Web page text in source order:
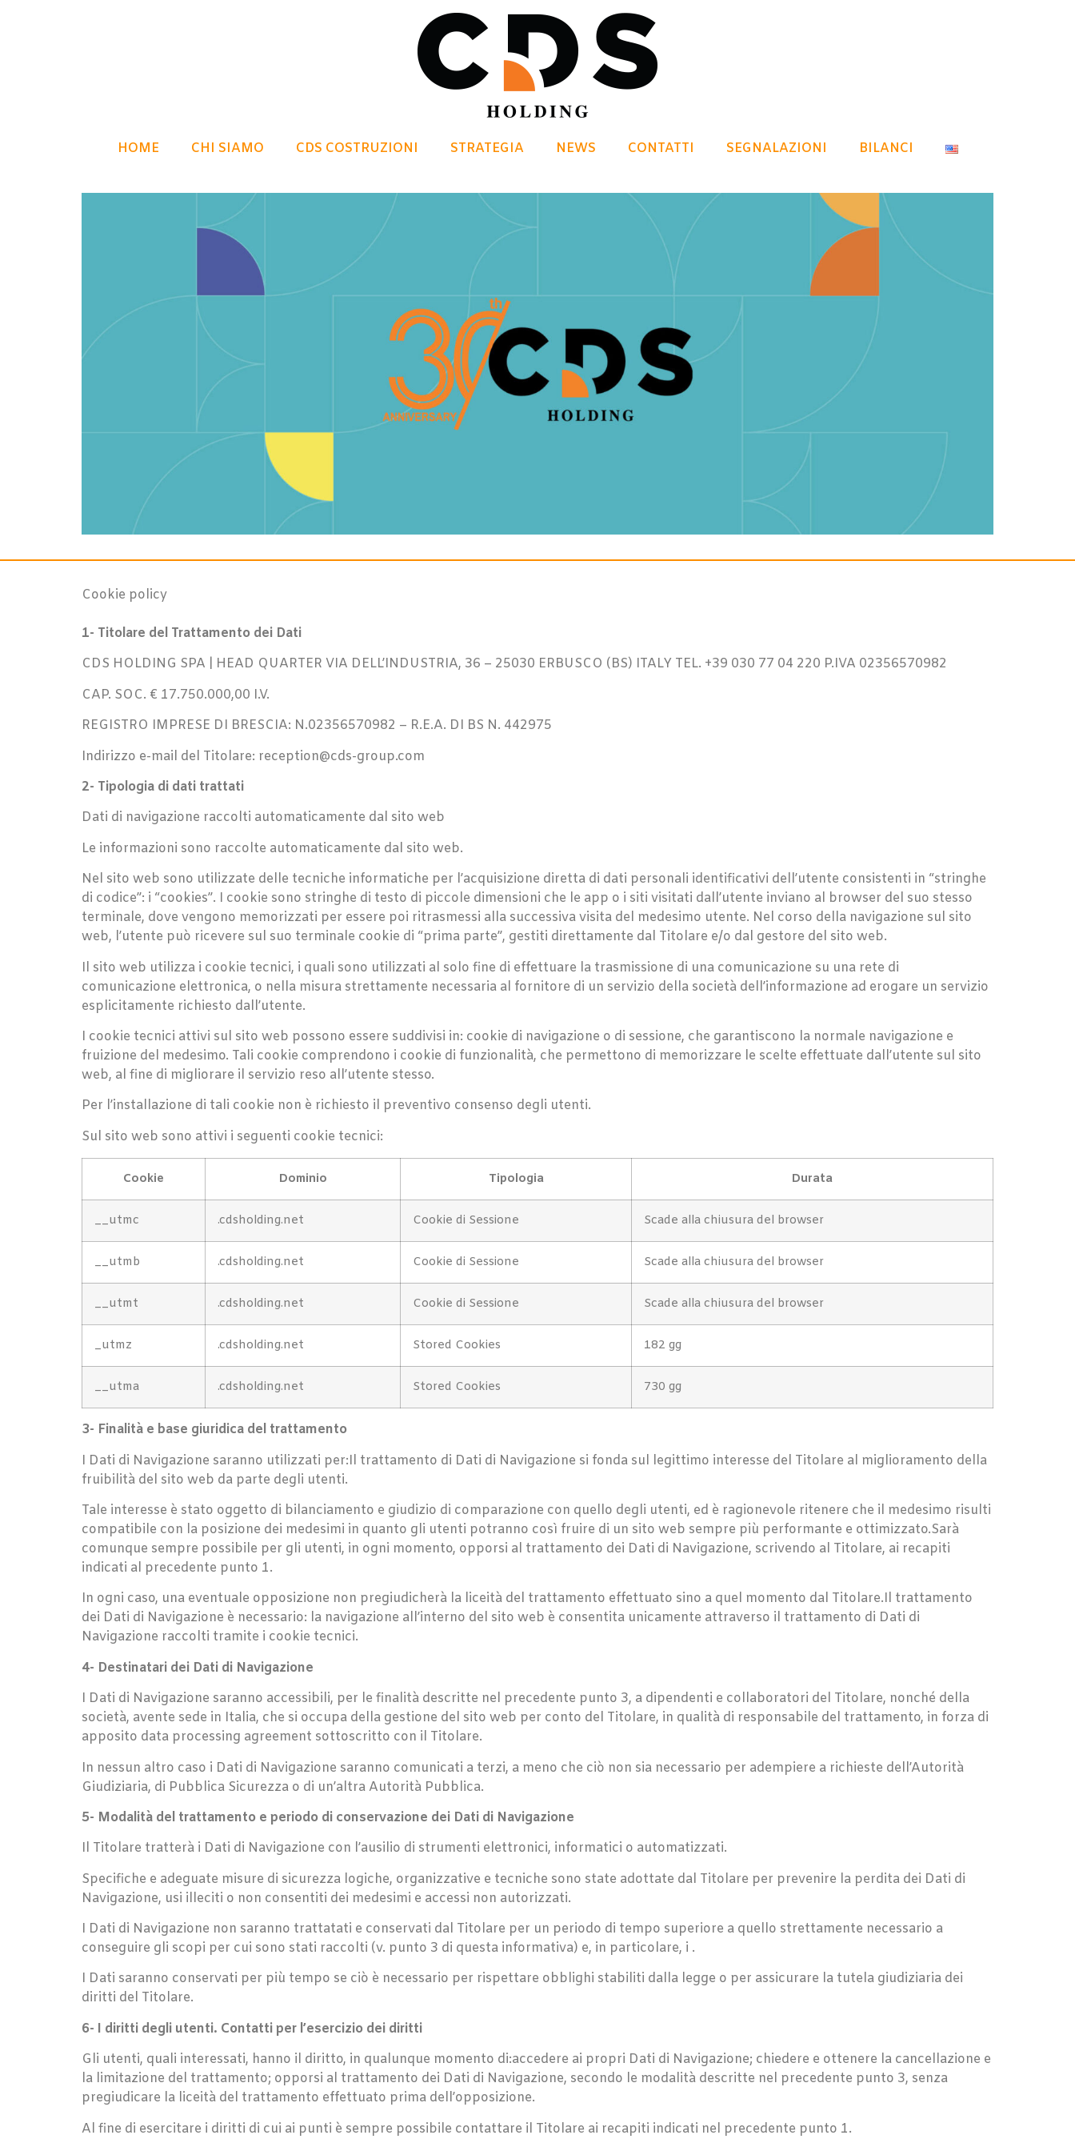
HOME CHI SIAMO CDS COSTRUZIONI STRATEGIA NEWS CONTATTI SEGNALAZIONI BILANCI
Cookie policy
1- Titolare del Trattamento dei Dati
CDS HOLDING SPA | HEAD QUARTER VIA DELL’INDUSTRIA, 36 – 25030 ERBUSCO (BS) ITALY TEL. +39 030 77 04 220 P.IVA 02356570982
CAP. SOC. € 17.750.000,00 I.V.
REGISTRO IMPRESE DI BRESCIA: N.02356570982 – R.E.A. DI BS N. 442975
Indirizzo e-mail del Titolare: reception@cds-group.com
2- Tipologia di dati trattati
Dati di navigazione raccolti automaticamente dal sito web
Le informazioni sono raccolte automaticamente dal sito web.
Nel sito web sono utilizzate delle tecniche informatiche per l’acquisizione diretta di dati personali identificativi dell’utente consistenti in “stringhe
di codice”: i “cookies”. I cookie sono stringhe di testo di piccole dimensioni che le app o i siti visitati dall’utente inviano al browser del suo stesso
terminale, dove vengono memorizzati per essere poi ritrasmessi alla successiva visita del medesimo utente. Nel corso della navigazione sul sito
web, l’utente può ricevere sul suo terminale cookie di “prima parte”, gestiti direttamente dal Titolare e/o dal gestore del sito web.
Il sito web utilizza i cookie tecnici, i quali sono utilizzati al solo fine di effettuare la trasmissione di una comunicazione su una rete di
comunicazione elettronica, o nella misura strettamente necessaria al fornitore di un servizio della società dell’informazione ad erogare un servizio
esplicitamente richiesto dall’utente.
I cookie tecnici attivi sul sito web possono essere suddivisi in: cookie di navigazione o di sessione, che garantiscono la normale navigazione e
fruizione del medesimo. Tali cookie comprendono i cookie di funzionalità, che permettono di memorizzare le scelte effettuate dall’utente sul sito
web, al fine di migliorare il servizio reso all’utente stesso.
Per l’installazione di tali cookie non è richiesto il preventivo consenso degli utenti.
Sul sito web sono attivi i seguenti cookie tecnici:
Cookie Dominio Tipologia Durata
__utmc .cdsholding.net Cookie di Sessione Scade alla chiusura del browser
__utmb .cdsholding.net Cookie di Sessione Scade alla chiusura del browser
__utmt .cdsholding.net Cookie di Sessione Scade alla chiusura del browser
_utmz .cdsholding.net Stored Cookies 182 gg
__utma .cdsholding.net Stored Cookies 730 gg
3- Finalità e base giuridica del trattamento
I Dati di Navigazione saranno utilizzati per:Il trattamento di Dati di Navigazione si fonda sul legittimo interesse del Titolare al miglioramento della
fruibilità del sito web da parte degli utenti.
Tale interesse è stato oggetto di bilanciamento e giudizio di comparazione con quello degli utenti, ed è ragionevole ritenere che il medesimo risulti
compatibile con la posizione dei medesimi in quanto gli utenti potranno così fruire di un sito web sempre più performante e ottimizzato.Sarà
comunque sempre possibile per gli utenti, in ogni momento, opporsi al trattamento dei Dati di Navigazione, scrivendo al Titolare, ai recapiti
indicati al precedente punto 1.
In ogni caso, una eventuale opposizione non pregiudicherà la liceità del trattamento effettuato sino a quel momento dal Titolare.Il trattamento
dei Dati di Navigazione è necessario: la navigazione all’interno del sito web è consentita unicamente attraverso il trattamento di Dati di
Navigazione raccolti tramite i cookie tecnici.
4- Destinatari dei Dati di Navigazione
I Dati di Navigazione saranno accessibili, per le finalità descritte nel precedente punto 3, a dipendenti e collaboratori del Titolare, nonché della
società, avente sede in Italia, che si occupa della gestione del sito web per conto del Titolare, in qualità di responsabile del trattamento, in forza di
apposito data processing agreement sottoscritto con il Titolare.
In nessun altro caso i Dati di Navigazione saranno comunicati a terzi, a meno che ciò non sia necessario per adempiere a richieste dell’Autorità
Giudiziaria, di Pubblica Sicurezza o di un’altra Autorità Pubblica.
5- Modalità del trattamento e periodo di conservazione dei Dati di Navigazione
Il Titolare tratterà i Dati di Navigazione con l’ausilio di strumenti elettronici, informatici o automatizzati.
Specifiche e adeguate misure di sicurezza logiche, organizzative e tecniche sono state adottate dal Titolare per prevenire la perdita dei Dati di
Navigazione, usi illeciti o non consentiti dei medesimi e accessi non autorizzati.
I Dati di Navigazione non saranno trattatati e conservati dal Titolare per un periodo di tempo superiore a quello strettamente necessario a
conseguire gli scopi per cui sono stati raccolti (v. punto 3 di questa informativa) e, in particolare, i .
I Dati saranno conservati per più tempo se ciò è necessario per rispettare obblighi stabiliti dalla legge o per assicurare la tutela giudiziaria dei
diritti del Titolare.
6- I diritti degli utenti. Contatti per l’esercizio dei diritti
Gli utenti, quali interessati, hanno il diritto, in qualunque momento di:accedere ai propri Dati di Navigazione; chiedere e ottenere la cancellazione e
la limitazione del trattamento; opporsi al trattamento dei Dati di Navigazione, secondo le modalità descritte nel precedente punto 3, senza
pregiudicare la liceità del trattamento effettuato prima dell’opposizione.
Al fine di esercitare i diritti di cui ai punti è sempre possibile contattare il Titolare ai recapiti indicati nel precedente punto 1.